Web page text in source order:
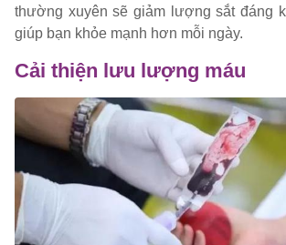
thường xuyên sẽ giảm lượng sắt đáng
giúp bạn khỏe mạnh hơn mỗi ngày.
Cải thiện lưu lượng máu